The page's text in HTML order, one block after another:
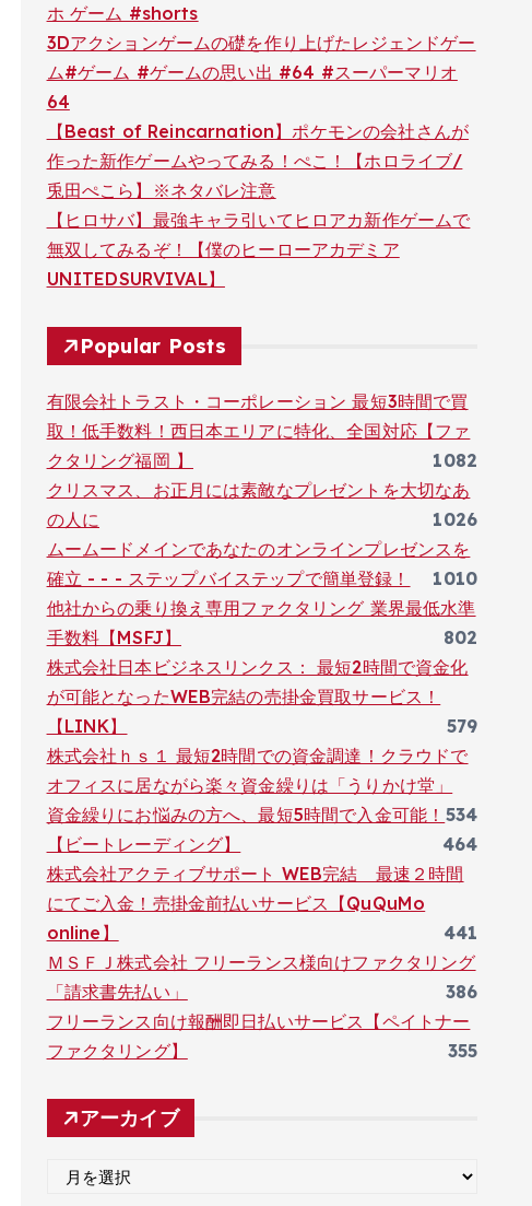
ホ ゲーム #shorts
3Dアクションゲームの礎を作り上げたレジェンドゲー
ム#ゲーム #ゲームの思い出 #64 #スーパーマリオ
64
【Beast of Reincarnation】ポケモンの会社さんが
作った新作ゲームやってみる！ぺこ！【ホロライブ/
兎田ぺこら】※ネタバレ注意
【ヒロサバ】最強キャラ引いてヒロアカ新作ゲームで
無双してみるぞ！【僕のヒーローアカデミア
UNITEDSURVIVAL】
Popular Posts
有限会社トラスト・コーポレーション 最短3時間で買
取！低手数料！西日本エリアに特化、全国対応【ファ
クタリング福岡 】
1082
クリスマス、お正月には素敵なプレゼントを大切なあ
の人に
1026
ムームードメインであなたのオンラインプレゼンスを
確立 - - - ステップバイステップで簡単登録！
1010
他社からの乗り換え専用ファクタリング 業界最低水準
手数料【MSFJ】
802
株式会社日本ビジネスリンクス： 最短2時間で資金化
が可能となったWEB完結の売掛金買取サービス！
【LINK】
579
株式会社ｈｓ１ 最短2時間での資金調達！クラウドで
オフィスに居ながら楽々資金繰りは「うりかけ堂」
534
資金繰りにお悩みの方へ、最短5時間で入金可能！
【ビートレーディング】
464
株式会社アクティブサポート WEB完結 最速２時間
にてご入金！売掛金前払いサービス【QuQuMo
online】
441
ＭＳＦＪ株式会社 フリーランス様向けファクタリング
「請求書先払い」
386
フリーランス向け報酬即日払いサービス【ペイトナー
ファクタリング】
355
アーカイブ